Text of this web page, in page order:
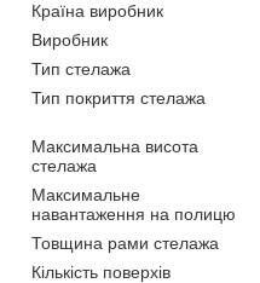
Країна виробник
Виробник
Тип стелажа
Тип покриття стелажа
Максимальна висота
стелажа
Максимальне
навантаження на полицю
Товщина рами стелажа
Кількість поверхів